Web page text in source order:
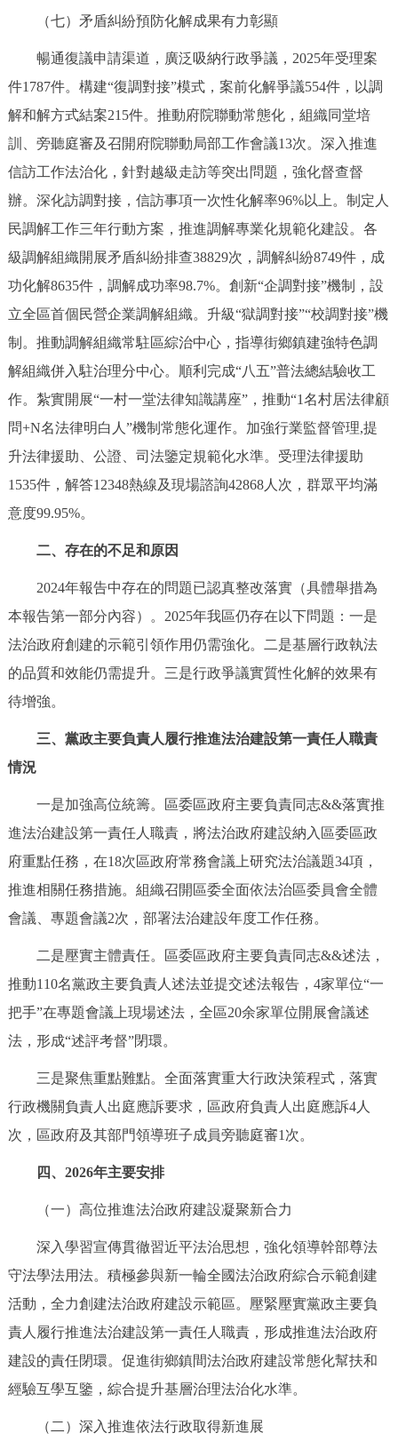
（七）矛盾糾紛預防化解成果有力彰顯
暢通復議申請渠道，廣泛吸納行政爭議，2025年受理案
件1787件。構建“復調對接”模式，案前化解爭議554件，以調
解和解方式結案215件。推動府院聯動常態化，組織同堂培
訓、旁聽庭審及召開府院聯動局部工作會議13次。深入推進
信訪工作法治化，針對越級走訪等突出問題，強化督查督
辦。深化訪調對接，信訪事項一次性化解率96%以上。制定人
民調解工作三年行動方案，推進調解專業化規範化建設。各
級調解組織開展矛盾糾紛排查38829次，調解糾紛8749件，成
功化解8635件，調解成功率98.7%。創新“企調對接”機制，設
立全區首個民營企業調解組織。升級“獄調對接”“校調對接”機
制。推動調解組織常駐區綜治中心，指導街鄉鎮建強特色調
解組織併入駐治理分中心。順利完成“八五”普法總結驗收工
作。紮實開展“一村一堂法律知識講座”，推動“1名村居法律顧
問+N名法律明白人”機制常態化運作。加強行業監督管理,提
升法律援助、公證、司法鑒定規範化水準。受理法律援助
1535件，解答12348熱線及現場諮詢42868人次，群眾平均滿
意度99.95%。
二、存在的不足和原因
2024年報告中存在的問題已認真整改落實（具體舉措為
本報告第一部分內容）。2025年我區仍存在以下問題：一是
法治政府創建的示範引領作用仍需強化。二是基層行政執法
的品質和效能仍需提升。三是行政爭議實質性化解的效果有
待增強。
三、黨政主要負責人履行推進法治建設第一責任人職責
情況
一是加強高位統籌。區委區政府主要負責同志&&落實推
進法治建設第一責任人職責，將法治政府建設納入區委區政
府重點任務，在18次區政府常務會議上研究法治議題34項，
推進相關任務措施。組織召開區委全面依法治區委員會全體
會議、專題會議2次，部署法治建設年度工作任務。
二是壓實主體責任。區委區政府主要負責同志&&述法，
推動110名黨政主要負責人述法並提交述法報告，4家單位“一
把手”在專題會議上現場述法，全區20余家單位開展會議述
法，形成“述評考督”閉環。
三是聚焦重點難點。全面落實重大行政決策程式，落實
行政機關負責人出庭應訴要求，區政府負責人出庭應訴4人
次，區政府及其部門領導班子成員旁聽庭審1次。
四、2026年主要安排
（一）高位推進法治政府建設凝聚新合力
深入學習宣傳貫徹習近平法治思想，強化領導幹部尊法
守法學法用法。積極參與新一輪全國法治政府綜合示範創建
活動，全力創建法治政府建設示範區。壓緊壓實黨政主要負
責人履行推進法治建設第一責任人職責，形成推進法治政府
建設的責任閉環。促進街鄉鎮間法治政府建設常態化幫扶和
經驗互學互鑒，綜合提升基層治理法治化水準。
（二）深入推進依法行政取得新進展